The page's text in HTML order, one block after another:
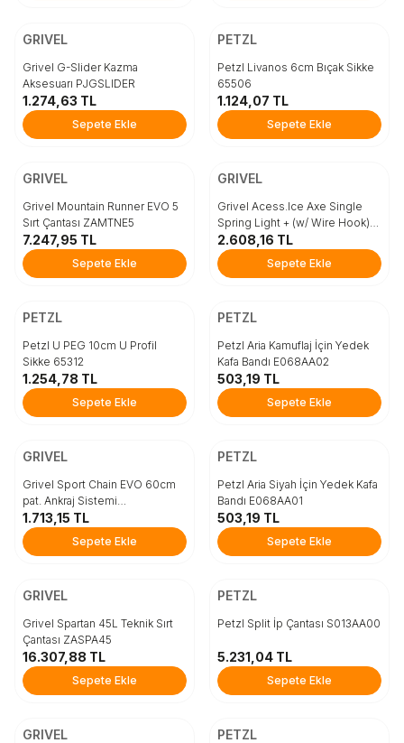
GRIVEL
Grivel G-Slider Kazma
Aksesuarı PJGSLIDER
1.274,63 TL
Sepete Ekle
Beden
STD
Sepete Ekle
PETZL
Petzl Livanos 6cm Bıçak Sikke
65506
1.124,07 TL
Sepete Ekle
Beden
L/XL S/M
Sepete Ekle
GRIVEL
Grivel Mountain Runner EVO 5
Sırt Çantası ZAMTNE5
7.247,95 TL
Sepete Ekle
Beden
STD
Sepete Ekle
GRIVEL
Grivel Acess.Ice Axe Single
Spring Light + (w/ Wire Hook)
Aksesuar PJSSPRINGL+
2.608,16 TL
Sepete Ekle
Beden
STD
Sepete Ekle
PETZL
Petzl U PEG 10cm U Profil
Sikke 65312
1.254,78 TL
Sepete Ekle
Beden
STD
Sepete Ekle
PETZL
Petzl Aria Kamuflaj İçin Yedek
Kafa Bandı E068AA02
503,19 TL
Sepete Ekle
Beden
60CM
Sepete Ekle
GRIVEL
Grivel Sport Chain EVO 60cm
pat. Ankraj Sistemi
RTGSDAISYE
1.713,15 TL
Sepete Ekle
Beden
STD
Sepete Ekle
PETZL
Petzl Aria Siyah İçin Yedek Kafa
Bandı E068AA01
503,19 TL
Sepete Ekle
Beden
STD
Sepete Ekle
GRIVEL
Grivel Spartan 45L Teknik Sırt
Çantası ZASPA45
16.307,88 TL
Sepete Ekle
Beden
STD
Sepete Ekle
PETZL
Petzl Split İp Çantası S013AA00
5.231,04 TL
Sepete Ekle
Beden
GRIVEL Beden
PETZL